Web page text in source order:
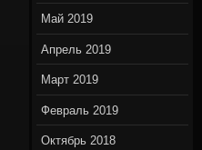
Май 2019
Апрель 2019
Март 2019
Февраль 2019
Октябрь 2018